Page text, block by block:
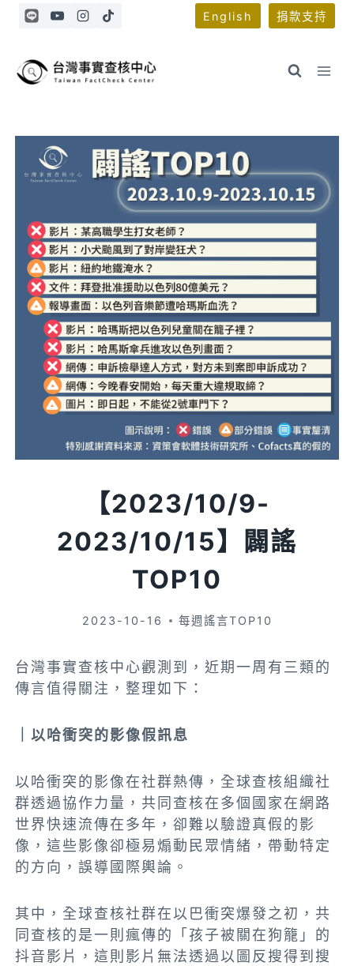
Skip
English 捐款支持
【2023/10/9-
2023/10/15】闢謠
TOP10
2023-10-16 每週謠言TOP10
台灣事實查核中心觀測到，近期一周有三類的
傳言值得關注，整理如下：
｜以哈衝突的影像假訊息
以哈衝突的影像在社群熱傳，全球查核組織社
群透過協作力量，共同查核在多個國家在網路
世界快速流傳在多年，卻難以驗證真假的影
像，這些影像卻極易煽動民眾情緒，帶動特定
的方向，誤導國際輿論。
其中，全球查核社群在以巴衝突爆發之初，共
同查核的是一則瘋傳的「孩子被關在狗籠」的
抖音影片，這則影片無法透過以圖反搜得到搜